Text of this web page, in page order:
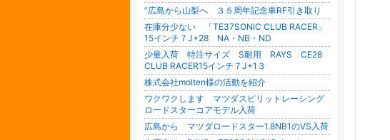
”広島から山梨へ ３５周年記念車RF引き取り
在庫分少ない 「TE37SONIC CLUB RACER」
15インチ７J+28 NA・NB・ND
少量入荷 特注サイズ S耐用 RAYS CE28
CLUB RACER15インチ７J+1３
株式会社molten様の活動を紹介
ワクワクします マツダスピリットレーシング
ロードスターコアモデル入荷
広島から マツダロードスター1.8NB1のVS入荷